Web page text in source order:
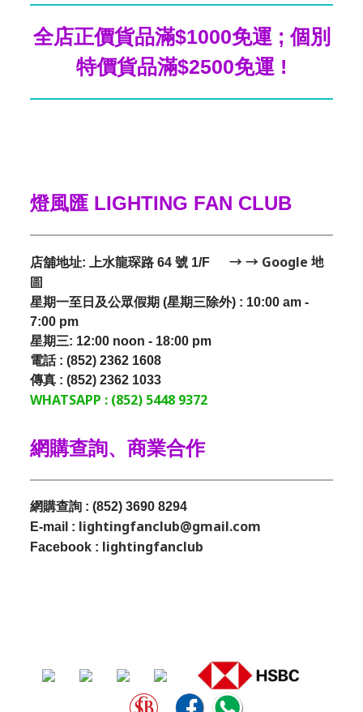
全店正價貨品滿$1000免運 ; 個別
特價貨品滿$2500免運 !
燈風匯 LIGHTING FAN CLUB
店舖地址: 上水龍琛路 64 號 1/F
→ → Google 地
圖
星期一至日及公眾假期 (星期三除外) : 10:00 am -
7:00 pm
星期三: 12:00 noon - 18:00 pm
電話 : (852) 2362 1608
傳真 : (852) 2362 1033
WHATSAPP : (852) 5448 9372
網購查詢、商業合作
網購查詢 : (852) 3690 8294
E-mail : lightingfanclub@gmail.com
Facebook : lightingfanclub